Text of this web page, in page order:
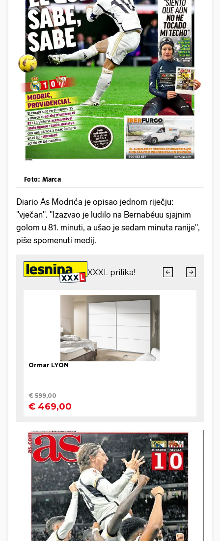
Foto: Marca
Diario As Modrića je opisao jednom riječju:
"vječan". "Izazvao je ludilo na Bernabéuu sjajnim
golom u 81. minuti, a ušao je sedam minuta ranije",
piše spomenuti medij.